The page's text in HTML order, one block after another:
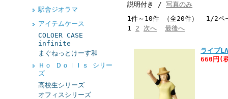
駅舎ジオラマ
アイテムケース
COLOER CASE
infinite
まぐねっとけーす和
Ｈｏ Ｄｏｌｌｓ シリー
ズ
高校生シリーズ
オフィスシリーズ
説明付き / 写真のみ
1件～10件 （全20件） 1/2ペ
1 2 次へ 最後へ
ライブ
660円(